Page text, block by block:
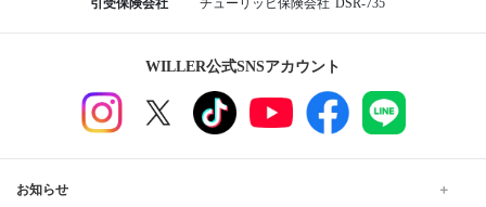
引受保険会社 チューリッヒ保険会社 DSR-735
WILLER公式SNSアカウント
お知らせ